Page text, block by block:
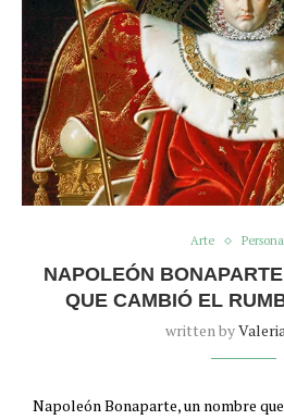
Arte
NAPOLEÓN
QUE CAMBIÓ EL
written by
Napoleón Bonaparte, un nombre